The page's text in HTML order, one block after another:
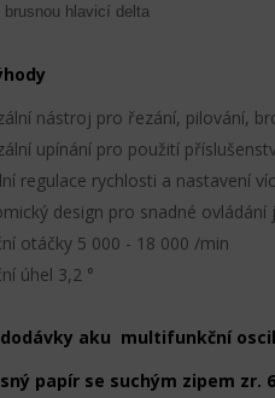
brusnou hlavicí delta
nástroj pro řezání, pilování,
upínání pro použití
regulace rychlosti a nastavení
design pro snadné ovládání
otáčky 5 000 - 18 000 /min
úhel 3,2 °
aku multifunkční
papír se suchým zipem zr.